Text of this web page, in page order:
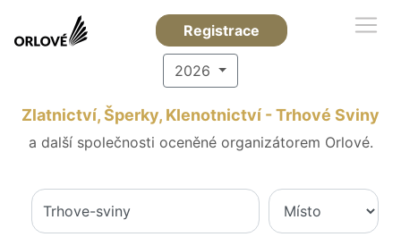
Registrace
2026
Zlatnictví, Šperky, Klenotnictví - Trhové Sviny
a další společnosti oceněné organizátorem Orlové.